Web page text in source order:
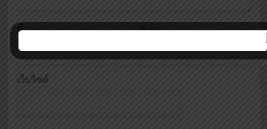
ชื่อ อีเมล
เว็บไซต์